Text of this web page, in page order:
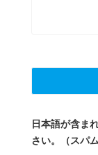
日本語が含ま
さい。（スパム